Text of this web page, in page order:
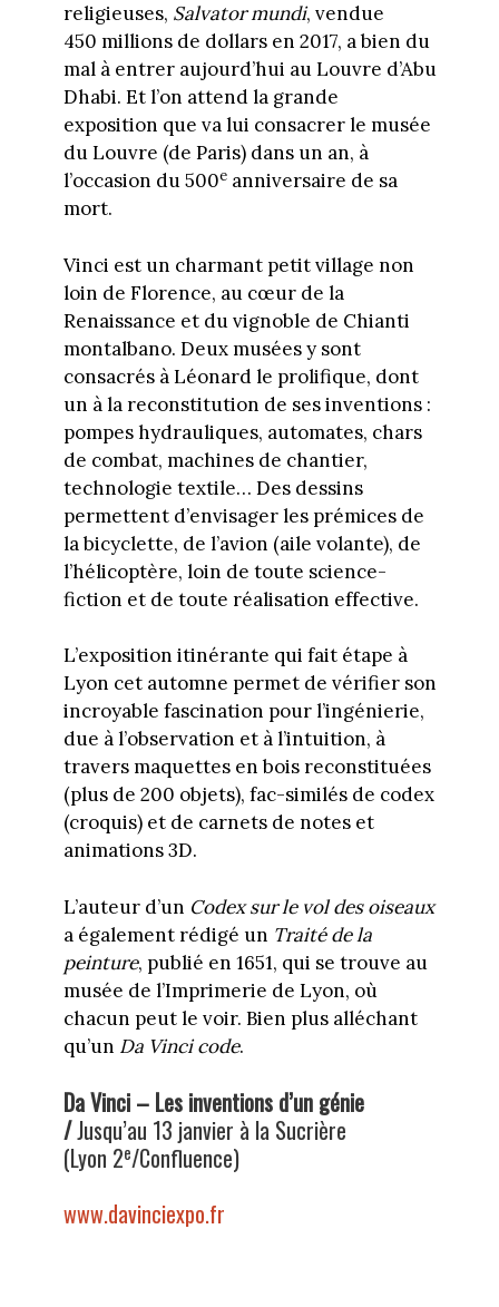
religieuses, Salvator mundi, vendue
450 millions de dollars en 2017, a bien du
mal à entrer aujourd’hui au Louvre d’Abu
Dhabi. Et l’on attend la grande
exposition que va lui consacrer le musée
du Louvre (de Paris) dans un an, à
l’occasion du 500eanniversaire de sa
mort.
Vinci est un charmant petit village non
loin de Florence, au cœur de la
Renaissance et du vignoble de Chianti
montalbano. Deux musées y sont
consacrés à Léonard le prolifique, dont
un à la reconstitution de ses inventions :
pompes hydrauliques, automates, chars
de combat, machines de chantier,
technologie textile… Des dessins
permettent d’envisager les prémices de
la bicyclette, de l’avion (aile volante), de
l’hélicoptère, loin de toute science-
fiction et de toute réalisation effective.
L’exposition itinérante qui fait étape à
Lyon cet automne permet de vérifier son
incroyable fascination pour l’ingénierie,
due à l’observation et à l’intuition, à
travers maquettes en bois reconstituées
(plus de 200 objets), fac-similés de codex
(croquis) et de carnets de notes et
animations 3D.
L’auteur d’un Codex sur le vol des oiseaux
a également rédigé un Traité de la
peinture, publié en 1651, qui se trouve au
musée de l’Imprimerie de Lyon, où
chacun peut le voir. Bien plus alléchant
qu’un Da Vinci code.
Da Vinci – Les inventions d’un génie
/Jusqu’au 13 janvier à la Sucrière
(Lyon 2e/Confluence)
www.davinciexpo.fr